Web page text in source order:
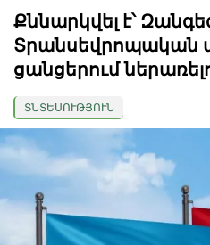
Քննարկվել է՝
Տրանսեվրոպական
ցանցերում
ՏՆՏԵՍՈՒԹՅՈՒՆ